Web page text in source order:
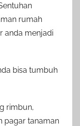
rumah
anda menjadi
bisa tumbuh
rimbun,
pagar tanaman